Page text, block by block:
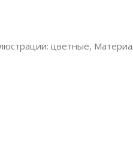
цветные,